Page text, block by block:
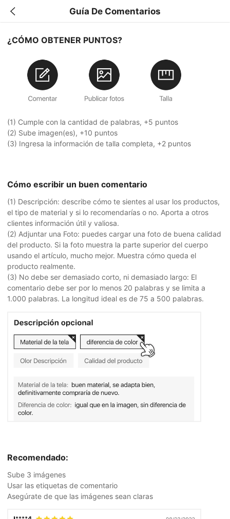
Guía De Comentarios
¿CÓMO OBTENER PUNTOS?
(1) Cumple con la cantidad de palabras, +5 puntos
(2) Sube imagen(es), +10 puntos
(3) Ingresa la información de talla completa, +2 puntos
Cómo escribir un buen comentario
(1) Descripción: describe cómo te sientes al usar los productos,
el tipo de material y si lo recomendarías o no. Aporta a otros
clientes información útil y valiosa.
(2) Adjuntar una Foto: puedes cargar una foto de buena calidad
del producto. Si la foto muestra la parte superior del cuerpo
usando el artículo, mucho mejor. Muestra cómo queda el
producto realmente.
(3) No debe ser demasiado corto, ni demasiado largo: El
comentario debe ser por lo menos 20 palabras y se limita a
1.000 palabras. La longitud ideal es de 75 a 500 palabras.
Recomendado:
Sube 3 imágenes
Usar las etiquetas de comentario
Asegúrate de que las imágenes sean claras